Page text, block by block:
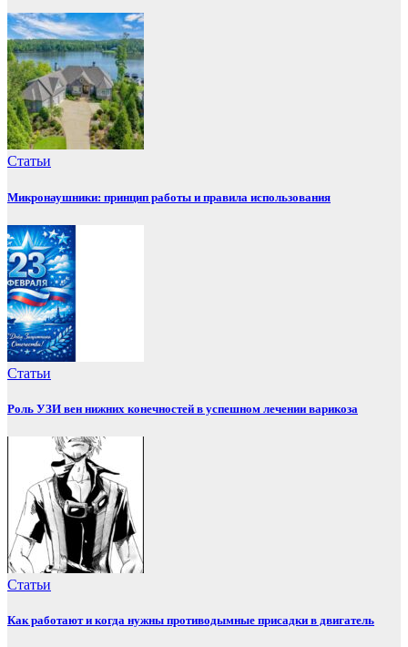
Статьи
Микронаушники: принцип работы и правила использования
Статьи
Роль УЗИ вен нижних конечностей в успешном лечении варикоза
Статьи
Как работают и когда нужны противодымные присадки в двигатель